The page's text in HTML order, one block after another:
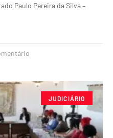
Paulo Pereira da Silva –
JUDICIÁRIO